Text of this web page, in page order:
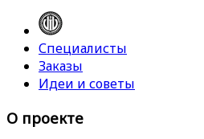
Специалисты
Заказы
Идеи и советы
О проекте